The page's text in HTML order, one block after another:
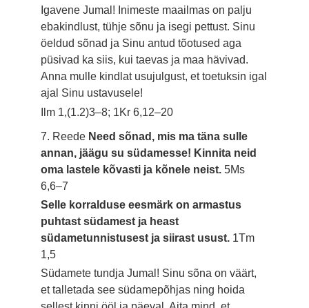
Igavene Jumal! Inimeste maailmas on palju
ebakindlust, tühje sõnu ja isegi pettust. Sinu
öeldud sõnad ja Sinu antud tõotused aga
püsivad ka siis, kui taevas ja maa hävivad.
Anna mulle kindlat usujulgust, et toetuksin igal
ajal Sinu ustavusele!
Ilm 1,(1.2)3–8; 1Kr 6,12–20
7. Reede Need sõnad, mis ma täna sulle
annan, jäägu su südamesse! Kinnita neid
oma lastele kõvasti ja kõnele neist.5Ms
6,6–7
Selle korralduse eesmärk on armastus
puhtast südamest ja heast
südametunnistusest ja siirast usust. 1Tm
1,5
Südamete tundja Jumal! Sinu sõna on väärt,
et talletada see südamepõhjas ning hoida